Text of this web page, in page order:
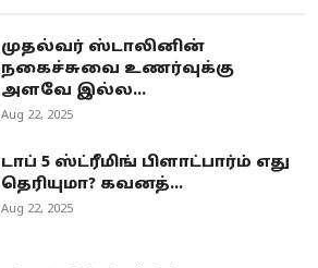
முதல்வர் ஸ்டாலினின்
நகைச்சுவை உணர்வுக்கு
அளவே இல்ல...
Aug 22, 2025
டாப் 5 ஸ்ட்ரீமிங் பிளாட்பார்ம் எது
தெரியுமா? கவனத்...
Aug 22, 2025